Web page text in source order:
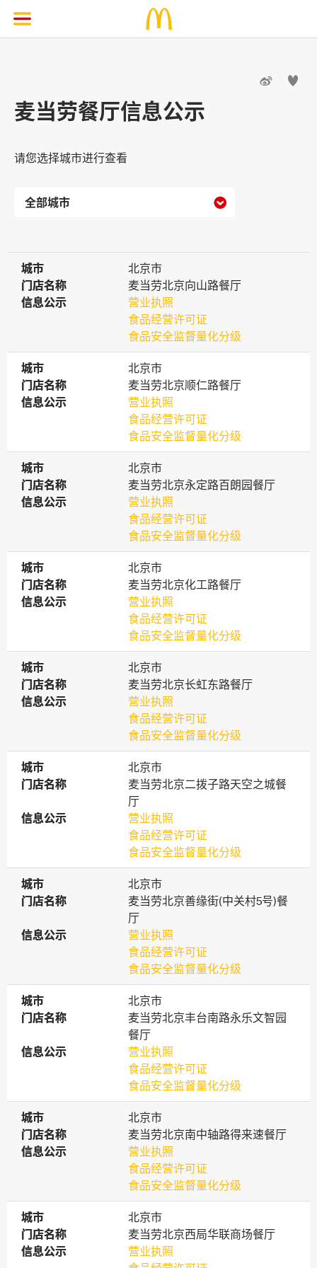
 
麦当劳餐厅信息公示
请您选择城市进行查看

城市
城市
北京市
门店名称
门店名称
麦当劳北京向山路餐厅
信息公示
信息公示
营业执照
食品经营许可证
食品安全监督量化分级
城市
城市
北京市
门店名称
门店名称
麦当劳北京顺仁路餐厅
信息公示
信息公示
营业执照
食品经营许可证
食品安全监督量化分级
城市
城市
北京市
门店名称
门店名称
麦当劳北京永定路百朗园餐厅
信息公示
信息公示
营业执照
食品经营许可证
食品安全监督量化分级
城市
城市
北京市
门店名称
门店名称
麦当劳北京化工路餐厅
信息公示
信息公示
营业执照
食品经营许可证
食品安全监督量化分级
城市
城市
北京市
门店名称
门店名称
麦当劳北京长虹东路餐厅
信息公示
信息公示
营业执照
食品经营许可证
食品安全监督量化分级
城市
城市
北京市
门店名称
门店名称
麦当劳北京二拨子路天空之城餐
厅
信息公示
信息公示
营业执照
食品经营许可证
食品安全监督量化分级
城市
城市
北京市
门店名称
门店名称
麦当劳北京善缘街(中关村5号)餐
厅
信息公示
信息公示
营业执照
食品经营许可证
食品安全监督量化分级
城市
城市
北京市
门店名称
门店名称
麦当劳北京丰台南路永乐文智园
餐厅
信息公示
信息公示
营业执照
食品经营许可证
食品安全监督量化分级
城市
城市
北京市
门店名称
门店名称
麦当劳北京南中轴路得来速餐厅
信息公示
信息公示
营业执照
食品经营许可证
食品安全监督量化分级
城市
城市
北京市
门店名称
门店名称
麦当劳北京西局华联商场餐厅
信息公示
信息公示
营业执照